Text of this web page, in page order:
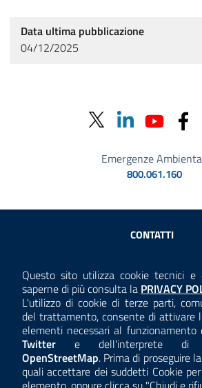
Questo sito utilizza cookie tecnici
saperne di più consulta la Consulta la
PRIVACY
L'utilizzo di cookie di terze parti,
del trattamento, consente di attivare
elementi necessari al
Twitter e dell'interprete di
OpenStreetMap. Prima di proseguire
quali accettare dei suddetti Cookie
Data ultima pubblicazione
04/12/2025
Emergenze
800.061.160
Sezione Link Utili
CONTATTI
ANTICORRUZIONE
ACCESSIBILITÀ
COOKIE E PRIVACY
TEMI A-Z